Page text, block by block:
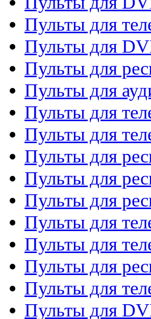
Пульты для
Пульты для
Пульты для
Пульты для
Пульты для
Пульты для
Пульты для
Пульты для
Пульты для
Пульты для
Пульты для
Пульты для
Пульты для
Пульты для